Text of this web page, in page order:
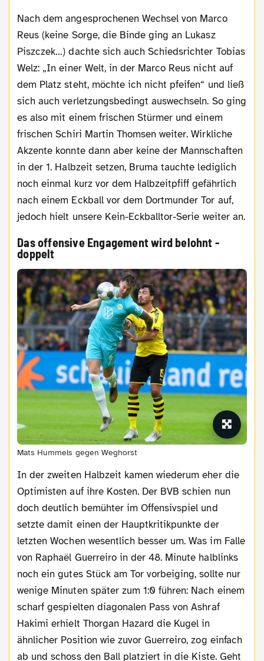
Nach dem angesprochenen Wechsel von Marco
Reus (keine Sorge, die Binde ging an Lukasz
Piszczek…) dachte sich auch Schiedsrichter Tobias
Welz: „In einer Welt, in der Marco Reus nicht auf
dem Platz steht, möchte ich nicht pfeifen“ und ließ
sich auch verletzungsbedingt auswechseln. So ging
es also mit einem frischen Stürmer und einem
frischen Schiri Martin Thomsen weiter. Wirkliche
Akzente konnte dann aber keine der Mannschaften
in der 1. Halbzeit setzen, Bruma tauchte lediglich
noch einmal kurz vor dem Halbzeitpfiff gefährlich
nach einem Eckball vor dem Dortmunder Tor auf,
jedoch hielt unsere Kein-Eckballtor-Serie weiter an.
Das offensive Engagement wird belohnt -
doppelt
Mats Hummels gegen Weghorst
In der zweiten Halbzeit kamen wiederum eher die
Optimisten auf ihre Kosten. Der BVB schien nun
doch deutlich bemühter im Offensivspiel und
setzte damit einen der Hauptkritikpunkte der
letzten Wochen wesentlich besser um. Was im Falle
von Raphaël Guerreiro in der 48. Minute halblinks
noch ein gutes Stück am Tor vorbeiging, sollte nur
wenige Minuten später zum 1:0 führen: Nach einem
scharf gespielten diagonalen Pass von Ashraf
Hakimi erhielt Thorgan Hazard die Kugel in
ähnlicher Position wie zuvor Guerreiro, zog einfach
ab und schoss den Ball platziert in die Kiste. Geht